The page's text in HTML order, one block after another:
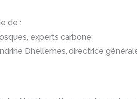
de :
experts carbone
Dhellemes, directrice